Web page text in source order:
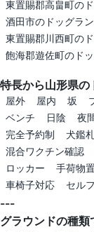
東置賜郡高畠町の
酒田市のドッグラン
東置賜郡川西町の
飽海郡遊佐町のド
特長から山形県
屋外 屋内 坂
ベンチ
日陰 夜
完全予約制
犬鑑
混合ワクチン確認
ロッカー
手荷物
車椅子対応
セル
---
グラウンドの種類